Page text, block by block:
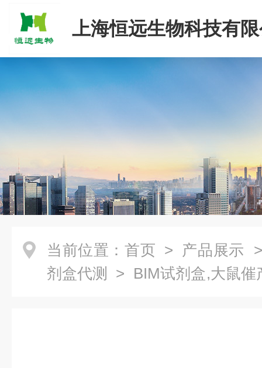
上海恒远生物科技有
当前位置： 首页 > 产品展示
剂盒代测
> BIM试剂盒,大鼠催